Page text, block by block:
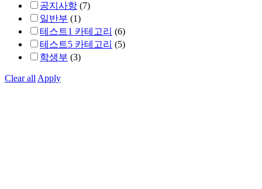
공지사항 (7)
일반부 (1)
테스트1 카테고리 (6)
테스트5 카테고리 (5)
학생부 (3)
Clear allApply